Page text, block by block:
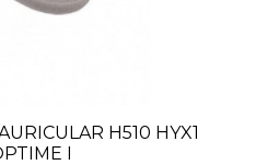
H510 HYX1
I